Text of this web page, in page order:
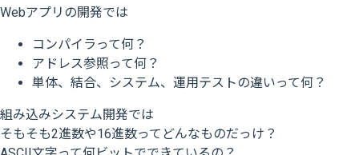
Webアプリの開発では
コンパイラって何？
アドレス参照って何？
単体、結合、システム、運用テストの違いって何？
組み込みシステム開発では
そもそも2進数や16進数ってどんなものだっけ？